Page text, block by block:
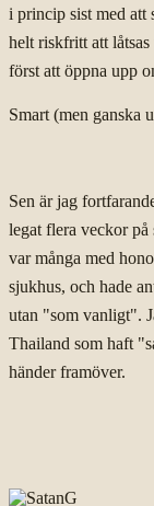
i princip sist med att
helt riskfritt att låtsas
först att öppna upp
Smart (men ganska
Sen är jag
legat flera veckor
var många med
sjukhus, och hade
utan "som vanligt".
Thailand som haft
händer framöver.